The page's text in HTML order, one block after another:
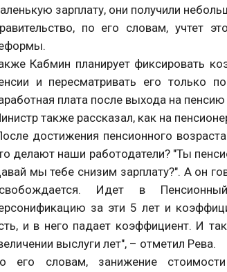
зарплату, они получили
по его словам, учтет
Кабмин планирует фиксировать
и пересматривать его только
плата после выхода на пенсию
также рассказал, как на
достижения пенсионного
делают наши работодатели? "Ты
мы тебе снизим зарплату?". А он
Идет в
за эти 5 лет и
и в него падает коэффициент. И
выслуги лет", – отметил Рева.
его словам, занижение